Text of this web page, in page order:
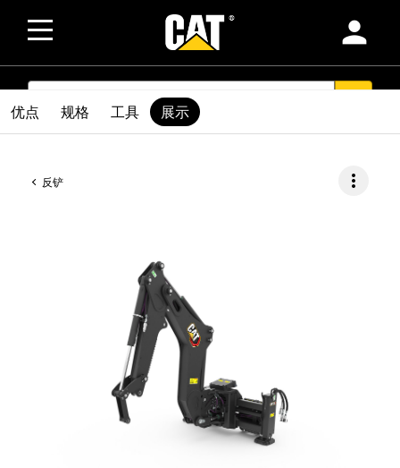
person
SEARCH
反铲 more_vert
优点 规格 工具 展示